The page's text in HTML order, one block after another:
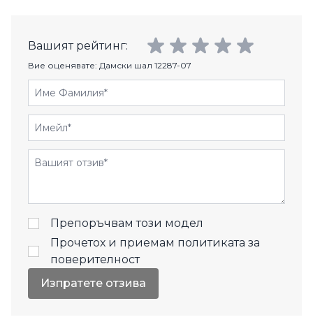
Вашият рейтинг:
Вие оценявате: Дамски шал 12287-07
Име Фамилия
Имейл
Отзиви
Препоръчвам този модел
Прочетох и приемам политиката за
поверителност
Изпратете отзива